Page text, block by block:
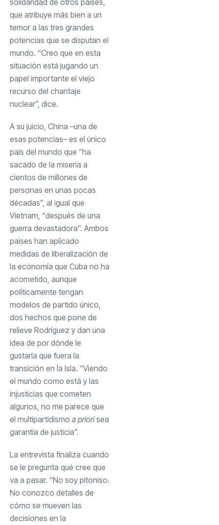
que atribuye más bien a un
temor a las tres grandes
potencias que se disputan el
mundo. “Creo que en esta
situación está jugando un
papel importante el viejo
recurso del chantaje
nuclear”, dice.
A su juicio, China –una de
esas potencias– es el único
país del mundo que “ha
sacado de la miseria a
cientos de millones de
personas en unas pocas
décadas”, al igual que
Vietnam, “después de una
guerra devastadora”. Ambos
países han aplicado
medidas de liberalización de
la economía que Cuba no ha
acometido, aunque
políticamente tengan
modelos de partido único,
dos hechos que pone de
relieve Rodríguez y dan una
idea de por dónde le
gustaría que fuera la
transición en la Isla. “Viendo
el mundo como está y las
injusticias que cometen
algunos, no me parece que
el multipartidismo a priorisea
garantía de justicia”.
La entrevista finaliza cuando
se le pregunta qué cree que
va a pasar. “No soy pitoniso.
No conozco detalles de
cómo se mueven las
decisiones en la